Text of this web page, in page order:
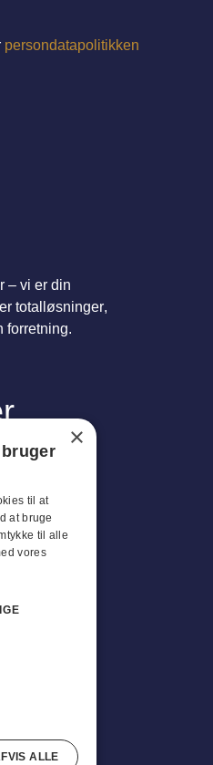
persondatapolitikken
– vi er din
totalløsninger,
forretning.
Høng
×
til at
at bruge
til alle
vores
ALLE